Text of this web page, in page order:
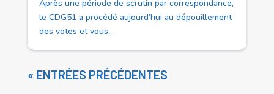
Après une période de scrutin par correspondance,
le CDG51 a procédé aujourd’hui au dépouillement
des votes et vous...
« ENTRÉES PRÉCÉDENTES